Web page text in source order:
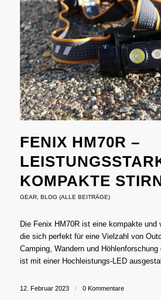
FENIX HM70R –
KOMPAKTE
GEAR, BLOG (ALLE BEITRÄGE)
Die Fenix ​​HM70R ist eine kompakte und
die sich perfekt für eine Vielzahl von
Camping, Wandern und
ist mit einer Hochleistungs-LED
12. Februar 2023 / 0 Kommentare